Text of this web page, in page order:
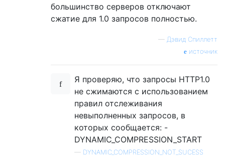
большинство серверов отключают
сжатие для 1.0 запросов полностью.
— Дэвид Спиллетт
источник
Я проверяю, что запросы HTTP1.0
не сжимаются с использованием
правил отслеживания
невыполненных запросов, в
которых сообщается: -
DYNAMIC_COMPRESSION_START
— DYNAMIC_COMPRESSION_NOT_SUCESS